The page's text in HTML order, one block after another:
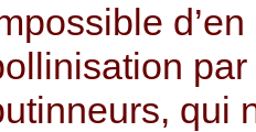
qui